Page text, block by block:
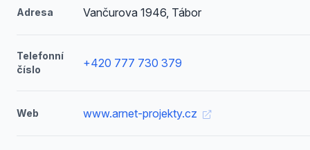
Adresa Vančurova 1946, Tábor
Telefonní
číslo
+420 777 730 379
Web www.arnet-projekty.cz